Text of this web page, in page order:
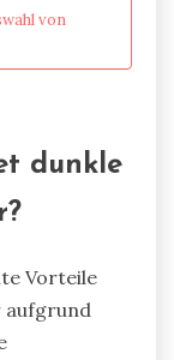
von
dunkle
Vorteile
aufgrund